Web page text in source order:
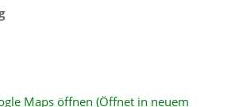
Maps öffnen (Öffnet in neuem